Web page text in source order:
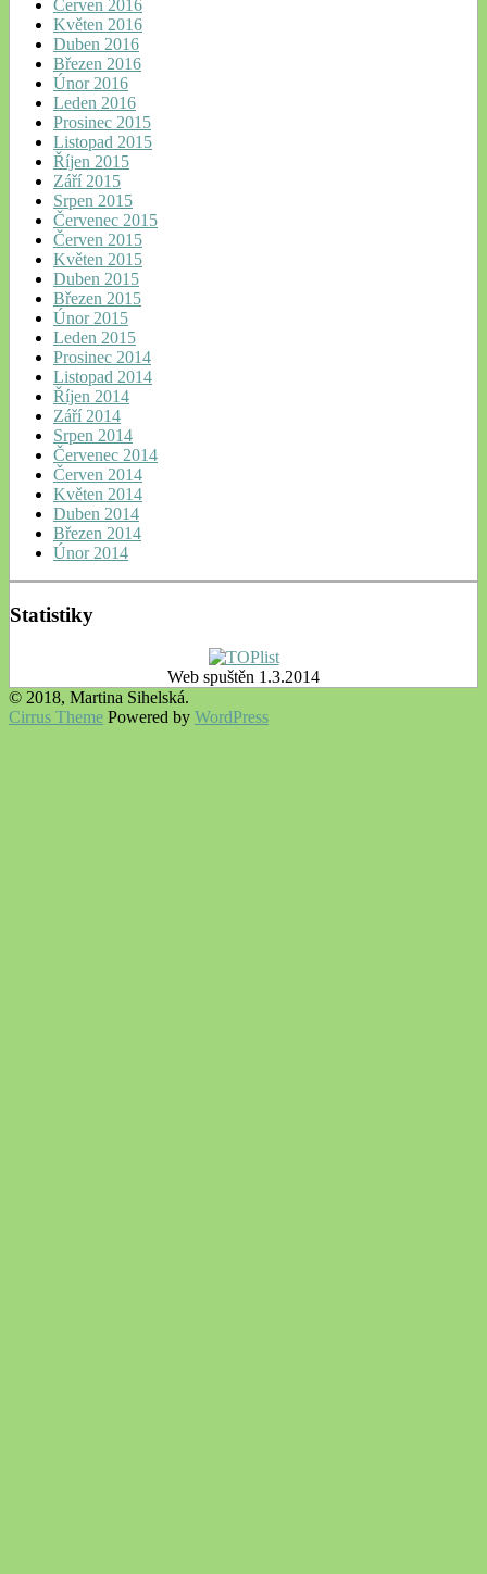
Červen 2016
Květen 2016
Duben 2016
Březen 2016
Únor 2016
Leden 2016
Prosinec 2015
Listopad 2015
Říjen 2015
Září 2015
Srpen 2015
Červenec 2015
Červen 2015
Květen 2015
Duben 2015
Březen 2015
Únor 2015
Leden 2015
Prosinec 2014
Listopad 2014
Říjen 2014
Září 2014
Srpen 2014
Červenec 2014
Červen 2014
Květen 2014
Duben 2014
Březen 2014
Únor 2014
Statistiky
Web spuštěn 1.3.2014
© 2018, Martina Sihelská.
Cirrus Theme Powered by WordPress